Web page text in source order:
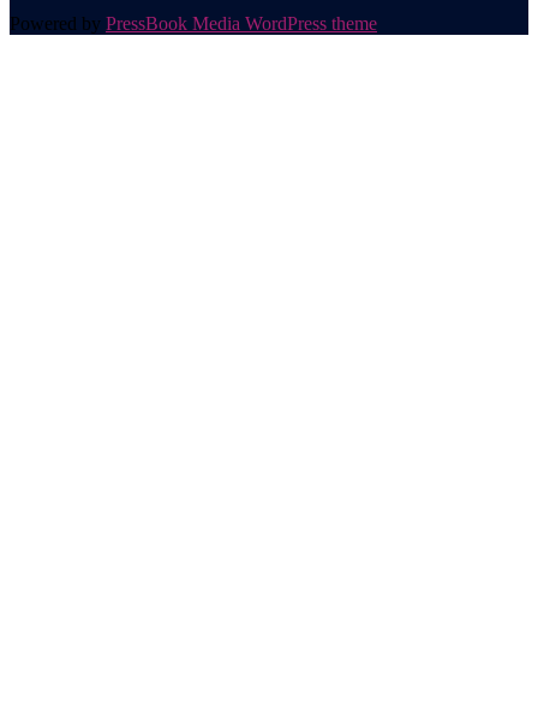
Powered by PressBook Media WordPress theme